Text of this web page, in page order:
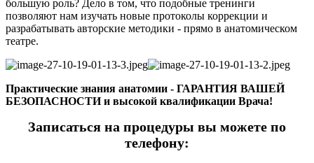
большую роль? Дело в том, что подобные тренинги
позволяют нам изучать новые протоколы коррекции и
разрабатывать авторские методики - прямо в анатомическом
театре.
Практические знания анатомии - ГАРАНТИЯ ВАШЕЙ
БЕЗОПАСНОСТИи высокой квалификации Врача!
Записаться на процедуры вы можете по
телефону: